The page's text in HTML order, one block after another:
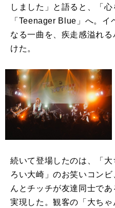
しました」と語ると、「
「Teenager Blue」へ。イ
なる一曲を、疾走感溢れ
けた。
続いて登場したのは、「
ろい大崎」のお笑いコン
んとチッチが友達同士で
実現した。観客の「大ち